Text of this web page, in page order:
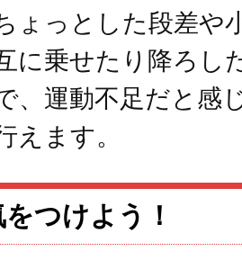
ょっとした段差や
に乗せたり降ろし
、運動不足だと感
えます。
つけよう！